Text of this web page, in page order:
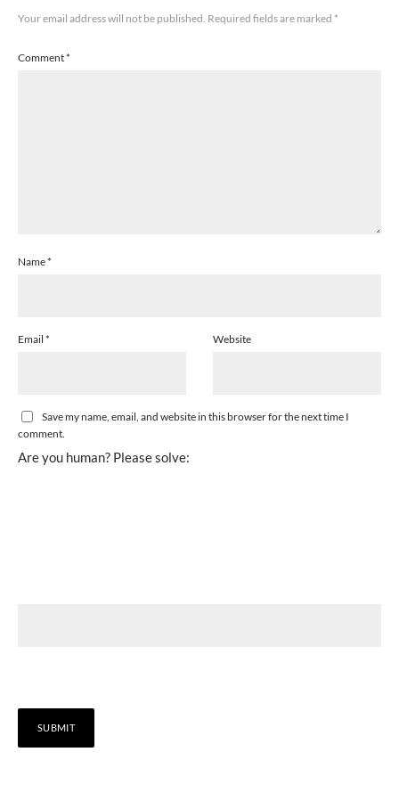
Your email address will not be published. Required fields are marked *
Comment*
Name*
Email * Website
Save my name, email, and website in this browser for the next time I
comment.
Are you human? Please solve: